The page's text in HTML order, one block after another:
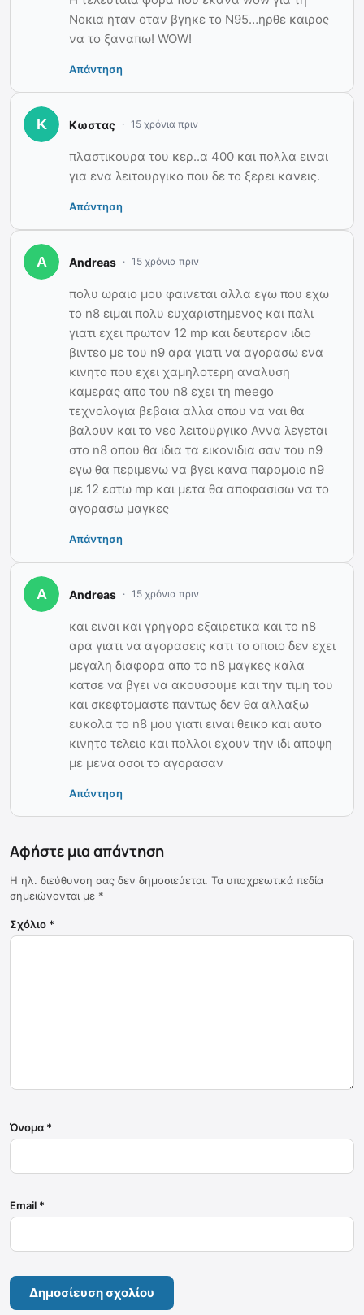
Νοκια ηταν οταν βγηκε το Ν95…ηρθε καιρος
να το ξαναπω! WOW!
Απάντηση
Κωστας 15 χρόνια πριν
πλαστικουρα του κερ..α 400 και πολλα ειναι
για ενα λειτουργικο που δε το ξερει κανεις.
Απάντηση
Andreas 15 χρόνια πριν
πολυ ωραιο μου φαινεται αλλα εγω που εχω
το n8 ειμαι πολυ ευχαριστημενος και παλι
γιατι εχει πρωτον 12 mp και δευτερον ιδιο
βιντεο με του n9 αρα γιατι να αγορασω ενα
κινητο που εχει χαμηλοτερη αναλυση
καμερας απο του n8 εχει τη meego
τεχνολογια βεβαια αλλα οπου να ναι θα
βαλουν και το νεο λειτουργικο Αννα λεγεται
στο n8 οπου θα ιδια τα εικονιδια σαν του n9
εγω θα περιμενω να βγει κανα παρομοιο n9
με 12 εστω mp και μετα θα αποφασισω να το
αγορασω μαγκες
Απάντηση
Andreas 15 χρόνια πριν
και ειναι και γρηγορο εξαιρετικα και το n8
αρα γιατι να αγορασεις κατι το οποιο δεν εχει
μεγαλη διαφορα απο το n8 μαγκες καλα
κατσε να βγει να ακουσουμε και την τιμη του
και σκεφτομαστε παντως δεν θα αλλαξω
ευκολα το n8 μου γιατι ειναι θεικο και αυτο
κινητο τελειο και πολλοι εχουν την ιδι αποψη
με μενα οσοι το αγορασαν
Απάντηση
Αφήστε μια απάντηση
Η ηλ. διεύθυνση σας δεν δημοσιεύεται. Τα υποχρεωτικά πεδία
σημειώνονται με *
Σχόλιο *
Όνομα *
Email *